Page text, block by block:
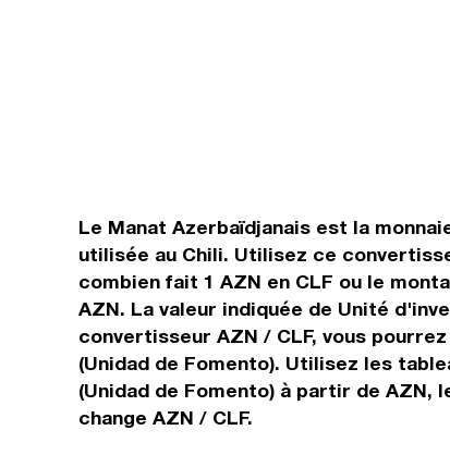
Le Manat Azerbaïdjanais est la
utilisée au Chili. Utilisez ce
combien fait 1 AZN en CLF ou le
AZN. La valeur indiquée de Unité
convertisseur AZN / CLF, vous
(Unidad de Fomento). Utilisez les
(Unidad de Fomento) à partir de AZN,
change AZN / CLF.